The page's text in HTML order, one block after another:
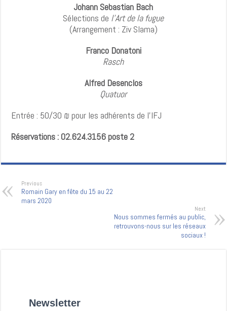
Johann Sebastian Bach
Sélections de l’Art de la fugue
(Arrangement : Ziv Slama)
Franco Donatoni
Rasch
Alfred Desenclos
Quatuor
Entrée : 50/30 ₪ pour les adhérents de l’IFJ
Réservations : 02.624.3156 poste 2
Previous
Romain Gary en fête du 15 au 22
mars 2020
Next
Nous sommes fermés au public,
retrouvons-nous sur les réseaux
sociaux !